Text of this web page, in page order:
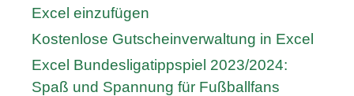
Excel einzufügen
Kostenlose Gutscheinverwaltung in Excel
Excel Bundesligatippspiel 2023/2024:
Spaß und Spannung für Fußballfans